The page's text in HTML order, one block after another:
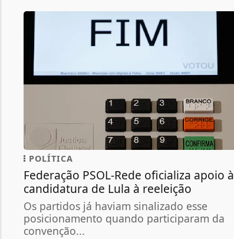
POLÍTICA
Federação PSOL-Rede oficializa apoio à
candidatura de Lula à reeleição
Os partidos já haviam sinalizado esse
posicionamento quando participaram da
convenção...